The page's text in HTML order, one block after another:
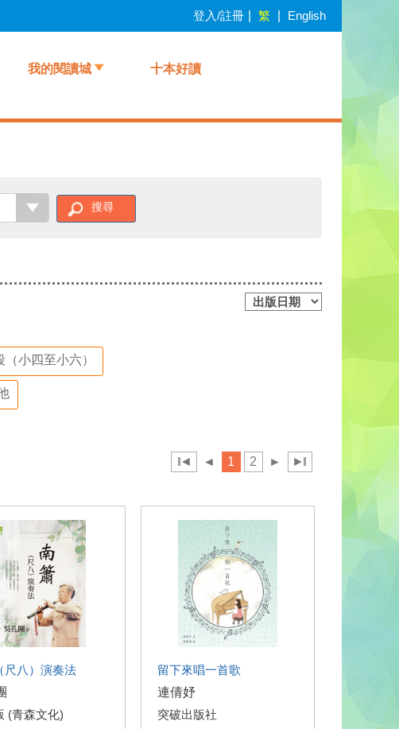
登入/註冊 繁 English
我的閱讀城 十本好讀
搜尋
小四至小六）
◄ ◄ 1 2 ► ►
尺八）演奏法
(青森文化)
留下來唱一首歌
連倩妤
突破出版社